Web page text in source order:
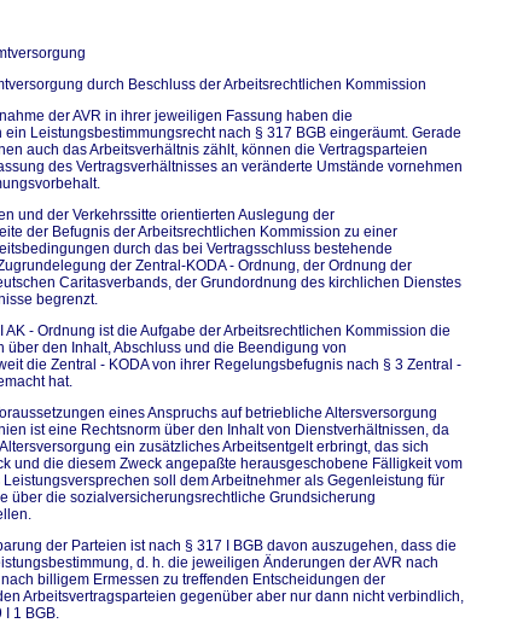
durch Beschluss der Arbeitsrechtlichen Kommission
der AVR in ihrer jeweiligen Fassung haben die
Leistungsbestimmungsrecht nach § 317 BGB eingeräumt. Gerade
auch das Arbeitsverhältnis zählt, können die Vertragsparteien
des Vertragsverhältnisses an veränderte Umstände vornehmen
und der Verkehrssitte orientierten Auslegung der
der Befugnis der Arbeitsrechtlichen Kommission zu einer
durch das bei Vertragsschluss bestehende
der Zentral-KODA - Ordnung, der Ordnung der
Caritasverbands, der Grundordnung des kirchlichen Dienstes
begrenzt.
AK - Ordnung ist die Aufgabe der Arbeitsrechtlichen Kommission die
über den Inhalt, Abschluss und die Beendigung von
die Zentral - KODA von ihrer Regelungsbefugnis nach § 3 Zentral -
hat.
eines Anspruchs auf betriebliche Altersversorgung
ist eine Rechtsnorm über den Inhalt von Dienstverhältnissen, da
ein zusätzliches Arbeitsentgelt erbringt, das sich
und die diesem Zweck angepaßte herausgeschobene Fälligkeit vom
soll dem Arbeitnehmer als Gegenleistung für
über die sozialversicherungsrechtliche Grundsicherung
der Parteien ist nach § 317 I BGB davon auszugehen, dass die
d. h. die jeweiligen Änderungen der AVR nach
billigem Ermessen zu treffenden Entscheidungen der
Arbeitsvertragsparteien gegenüber aber nur dann nicht verbindlich,
1 BGB.